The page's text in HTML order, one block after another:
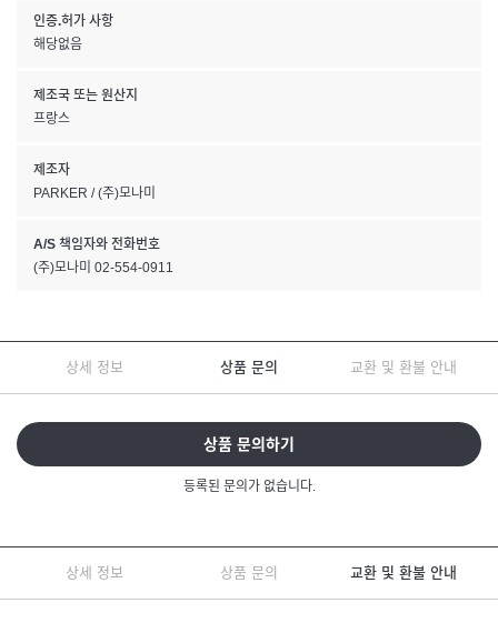
인증.허가 사항
해당없음
제조국 또는 원산지
프랑스
제조자
PARKER / (주)모나미
A/S 책임자와 전화번호
(주)모나미 02-554-0911
상세 정보 상품 문의 교환 및 환불 안내
상품 문의하기
등록된 문의가 없습니다.
상세 정보 상품 문의 교환 및 환불 안내